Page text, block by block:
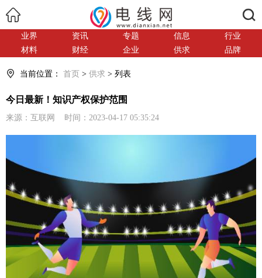
业界 资讯 专题 信息
行业
材料
财经 企业 供求 品牌
当前位置： 首页 > 供求 > 列表
今日最新！知识产权保护范围
来源：互联网 时间：2023-04-17 05:35:24